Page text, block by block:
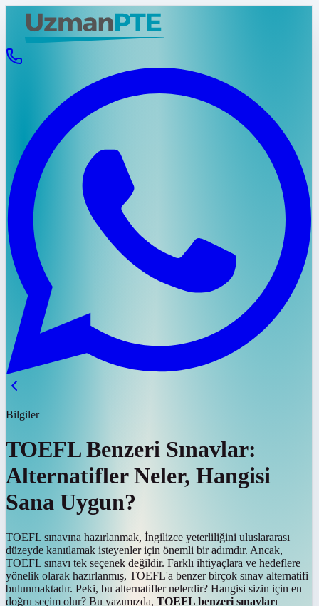
Bilgiler
TOEFL Benzeri Sınavlar:
Alternatifler Neler, Hangisi
Sana Uygun?
TOEFL sınavına hazırlanmak, İngilizce yeterliliğini uluslararası
düzeyde kanıtlamak isteyenler için önemli bir adımdır. Ancak,
TOEFL sınavı tek seçenek değildir. Farklı ihtiyaçlara ve hedeflere
yönelik olarak hazırlanmış, TOEFL'a benzer birçok sınav alternatifi
bulunmaktadır. Peki, bu alternatifler nelerdir? Hangisi sizin için en
doğru seçim olur? Bu yazımızda, TOEFL benzeri sınavları